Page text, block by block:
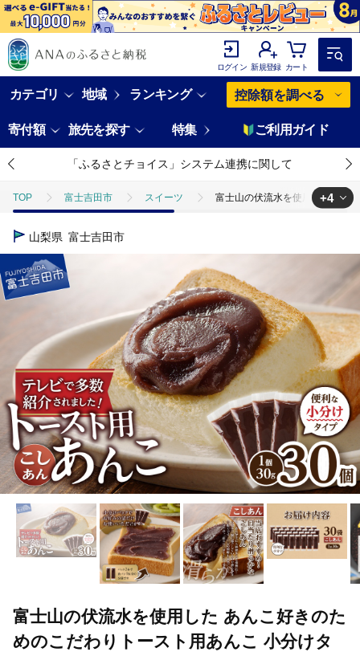
ログイン 新規登録 カート
カテゴリ 地域 ランキング 控除額を調べる
寄付額 旅先を探す 特集 ご利用ガイド
「ふるさとチョイス」システム連携に関して
TOP 富士吉田市 スイーツ 富士山の伏流水を使用した あん
TOP
加工食品
TOP パン・菓子類 和菓子 富士山の伏流水を使用した あん
パン・菓子類 和菓子 ほかの和菓子 富士山の伏
+4
山梨県 富士吉田市
富士山の伏流水を使用した あんこ好きのた
めのこだわりトースト用あんこ 小分けタ